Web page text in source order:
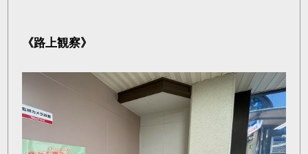
《路上観察》